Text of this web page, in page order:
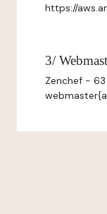
https://
3/
Zenchef - 63